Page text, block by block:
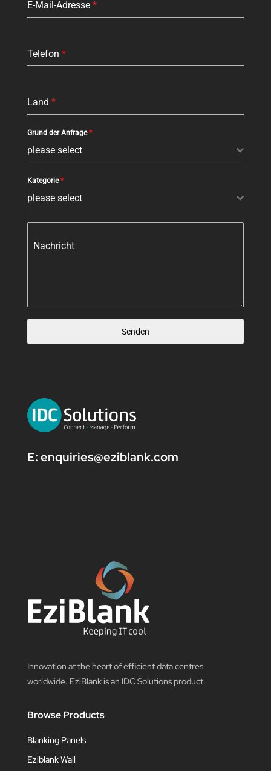
E-Mail-Adresse *
Telefon *
Land *
Grund der Anfrage*
please select
Kategorie*
please select
Nachricht
Senden
E:enquiries@eziblank.com
Innovation at the heart of efficient data centres
worldwide. EziBlank is an IDC Solutions product.
Browse Products
Blanking Panels
Eziblank Wall